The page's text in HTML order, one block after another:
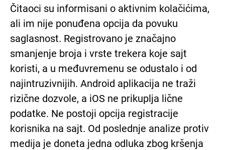
Čitaoci su informisani o aktivnim kolačićima,
ali im nije ponuđena opcija da povuku
saglasnost. Registrovano je značajno
smanjenje broja i vrste trekera koje sajt
koristi, a u međuvremenu se odustalo i od
najintruzivnijih. Android aplikacija ne traži
rizične dozvole, a iOS ne prikuplja lične
podatke. Ne postoji opcija registracije
korisnika na sajt. Od poslednje analize protiv
medija je doneta jedna odluka zbog kršenja